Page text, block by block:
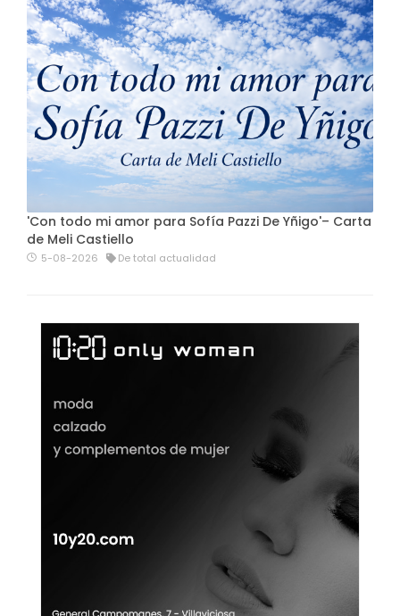
'Con todo mi amor para Sofía Pazzi De Yñigo'– Carta
de Meli Castiello
5-08-2026 De total actualidad